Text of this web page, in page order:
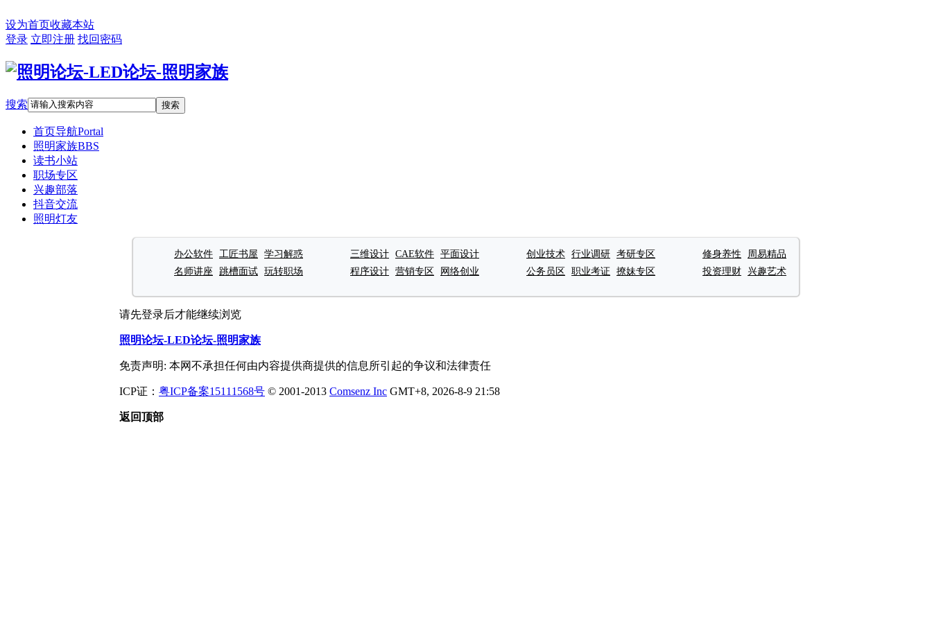
设为首页收藏本站
登录 立即注册 找回密码
搜索 搜索
首页导航Portal
照明家族BBS
读书小站
职场专区
兴趣部落
抖音交流
照明灯友
办公软件 工匠书屋
学习解惑
名师讲座
跳槽面试 玩转职场
三维设计 CAE软件 平面设计
程序设计 营销专区 网络创业
创业技术 行业调研 考研专区
公务员区
职业考证 撩妹专区
修身养性
周易精品
投资理财
兴趣艺术
请先登录后才能继续浏览
照明论坛-LED论坛-照明家族
免责声明: 本网不承担任何由内容提供商提供的信息所引起的争议和法律责任
ICP证： 粤ICP备案15111568号 © 2001-2013 Comsenz Inc GMT+8, 2026-8-9 21:58
返回顶部